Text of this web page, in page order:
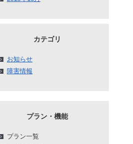
カテゴリ
お知らせ
障害情報
プラン・機能
プラン一覧